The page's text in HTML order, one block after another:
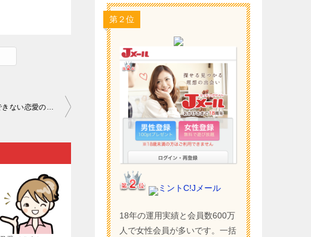
ワクワクメール セフレの作り方 初心者｜誰かに吐露できない恋愛の悩みがあるという人は…。
第２位
ミントC!Jメール
18年の運用実績と会員数600万
人で女性会員が多いです。一括